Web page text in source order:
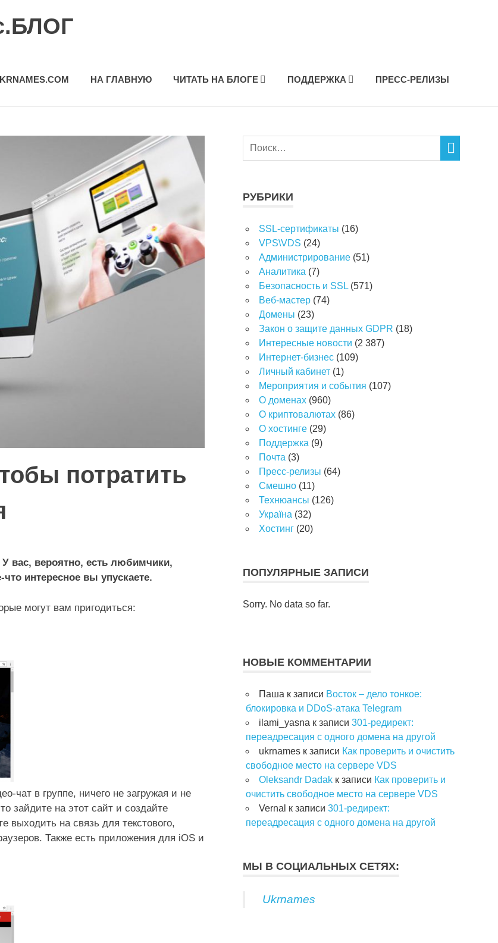
НА ГЛАВНУЮ ЧИТАТЬ НА БЛОГЕ ПОДДЕРЖКА ПРЕСС-РЕЛИЗЫ
потратить
вас, вероятно, есть любимчики,
интересное вы упускаете.
могут вам пригодиться:
чат в группе, ничего не загружая и не
зайдите на этот сайт и создайте
выходить на связь для текстового,
Также есть приложения для iOS и
РУБРИКИ
SSL-сертификаты (16)
VPS\VDS (24)
Администрирование (51)
Аналитика (7)
Безопасность и SSL (571)
Веб-мастер (74)
Домены (23)
Закон о защите данных GDPR (18)
Интересные новости (2 387)
Интернет-бизнес (109)
Личный кабинет (1)
Мероприятия и события (107)
О доменах (960)
О криптовалютах (86)
О хостинге (29)
Поддержка (9)
Почта (3)
Пресс-релизы (64)
Смешно (11)
Технюансы (126)
Україна (32)
Хостинг (20)
ПОПУЛЯРНЫЕ ЗАПИСИ
Sorry. No data so far.
НОВЫЕ КОММЕНТАРИИ
Паша к записи Восток – дело тонкое:
блокировка и DDoS-атака Telegram
ilami_yasna к записи 301-редирект:
переадресация с одного домена на другой
ukrnames к записи Как проверить и очистить
свободное место на сервере VDS
Oleksandr Dadak к записи Как проверить и
очистить свободное место на сервере VDS
Vernal к записи 301-редирект:
переадресация с одного домена на другой
МЫ В СОЦИАЛЬНЫХ СЕТЯХ:
Ukrnames